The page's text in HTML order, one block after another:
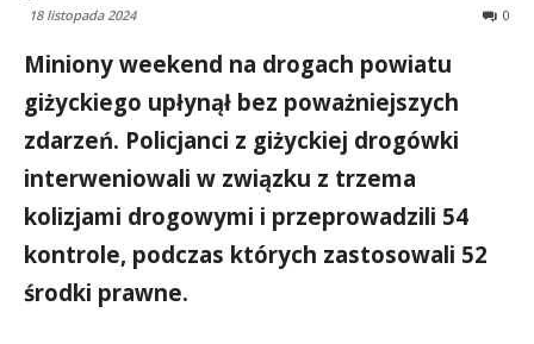
18 listopada 2024 0
Miniony weekend na drogach powiatu
giżyckiego upłynął bez poważniejszych
zdarzeń. Policjanci z giżyckiej drogówki
interweniowali w związku z trzema
kolizjami drogowymi i przeprowadzili 54
kontrole, podczas których zastosowali 52
środki prawne.